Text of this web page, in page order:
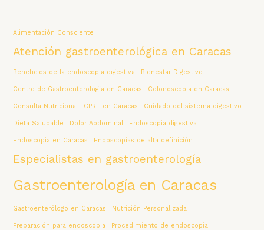
Alimentación Consciente
Atención gastroenterológica en Caracas
Beneficios de la endoscopia digestiva Bienestar Digestivo
Centro de Gastroenterología en Caracas Colonoscopia en Caracas
Consulta Nutricional CPRE en Caracas Cuidado del sistema digestivo
Dieta Saludable Dolor Abdominal Endoscopia digestiva
Endoscopia en Caracas Endoscopias de alta definición
Especialistas en gastroenterología
Gastroenterología en Caracas
Gastroenterólogo en Caracas Nutrición Personalizada
Preparación para endoscopia Procedimiento de endoscopia